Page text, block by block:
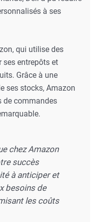
à ses
qui utilise des
ses entrepôts et
Grâce à une
ses stocks, Amazon
de commandes
chez Amazon
succès
à anticiper et
besoins de
les coûts